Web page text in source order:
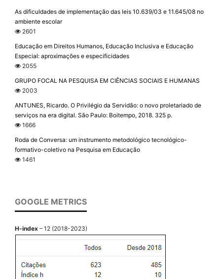
As dificuldades de implementação das leis 10.639/03 e 11.645/08 no
ambiente escolar
2601
Educação em Direitos Humanos, Educação Inclusiva e Educação
Especial: aproximações e especificidades
2055
GRUPO FOCAL NA PESQUISA EM CIÊNCIAS SOCIAIS E HUMANAS
2003
ANTUNES, Ricardo. O Privilégio da Servidão: o novo proletariado de
serviços na era digital. São Paulo: Boitempo, 2018. 325 p.
1666
Roda de Conversa: um instrumento metodológico tecnológico-
formativo-coletivo na Pesquisa em Educação
1461
GOOGLE METRICS
H-index – 12 (2018-2023)